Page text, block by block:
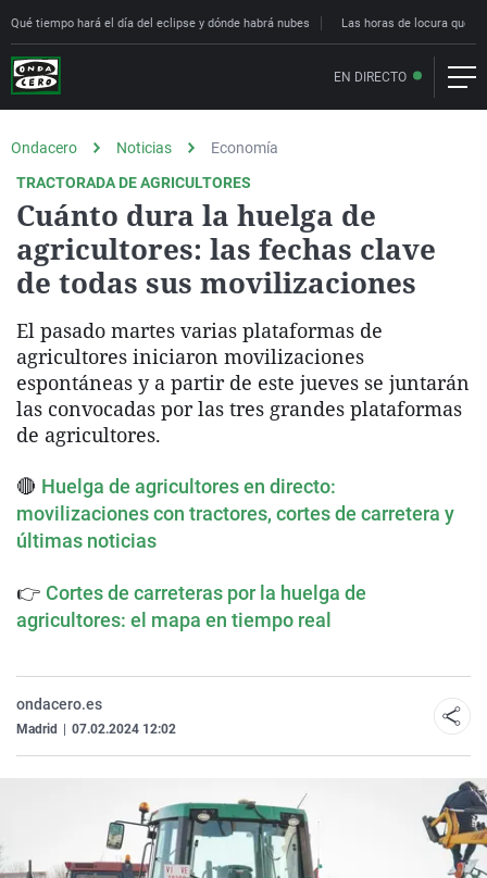
Qué tiempo hará el día del eclipse y dónde habrá nubes Las horas de locura que
EN DIRECTO
Ondacero Noticias
Economía
TRACTORADA DE AGRICULTORES
Cuánto dura la huelga de
agricultores: las fechas clave
de todas sus movilizaciones
El pasado martes varias plataformas de
agricultores iniciaron movilizaciones
espontáneas y a partir de este jueves se juntarán
las convocadas por las tres grandes plataformas
de agricultores.
🔴 Huelga de agricultores en directo:
movilizaciones con tractores, cortes de carretera y
últimas noticias
👉 Cortes de carreteras por la huelga de
agricultores: el mapa en tiempo real
ondacero.es
Madrid 07.02.2024 12:02